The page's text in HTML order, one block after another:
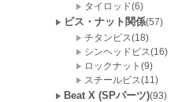
タイロッド(6)
ビス・ナット関係(57)
チタンビス(18)
シンヘッドビス(16)
ロックナット(9)
スチールビス(11)
Beat X (SPパーツ)(93)